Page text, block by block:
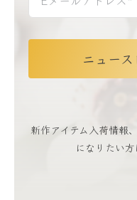
ニュー
新作アイテム入荷情報
になりたい